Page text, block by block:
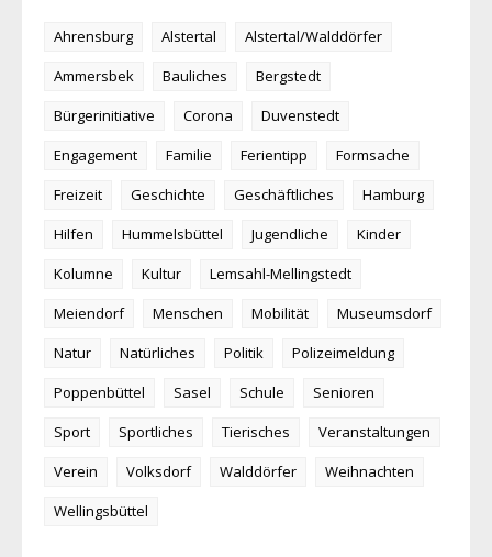
Ahrensburg Alstertal
Alstertal/Walddörfer
Ammersbek
Bauliches
Bergstedt
Bürgerinitiative
Corona
Duvenstedt
Engagement
Familie Ferientipp
Formsache
Freizeit
Geschichte Geschäftliches
Hamburg
Hilfen
Hummelsbüttel Jugendliche
Kinder
Kolumne
Kultur
Lemsahl-Mellingstedt
Meiendorf
Menschen Mobilität
Museumsdorf
Natur
Natürliches Politik
Polizeimeldung
Poppenbüttel
Sasel Schule
Senioren
Sport
Sportliches Tierisches
Veranstaltungen
Verein
Volksdorf Walddörfer
Weihnachten
Wellingsbüttel